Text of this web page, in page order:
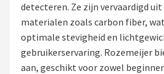
Kunstaas
Shop
POPULAIRE MERKEN
detecteren. Ze zijn vervaardigd
materialen zoals carbon fiber,
optimale stevigheid en
gebruikerservaring. Rozemeijer
aan, geschikt voor zowel